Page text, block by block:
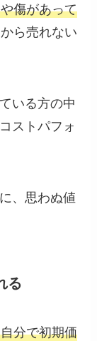
傷があって
ら売れない
いる方の中
ストパフォ
、思わぬ値
る
自分で初期価